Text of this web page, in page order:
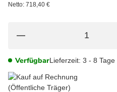
Netto: 718,40 €
VerfügbarLieferzeit: 3 - 8 Tage